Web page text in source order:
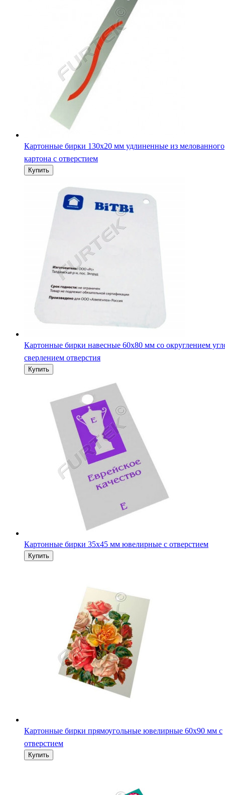
Картонные бирки навесные 60х80 мм со округлением
сверлением отверстия
Картонные бирки 35х45 мм ювелирные с отверстием
Картонные бирки прямоугольные ювелирные 60х90 мм с
отверстием
Картонные бирки 18х30 мм для ювелирных изделий с
отверстием